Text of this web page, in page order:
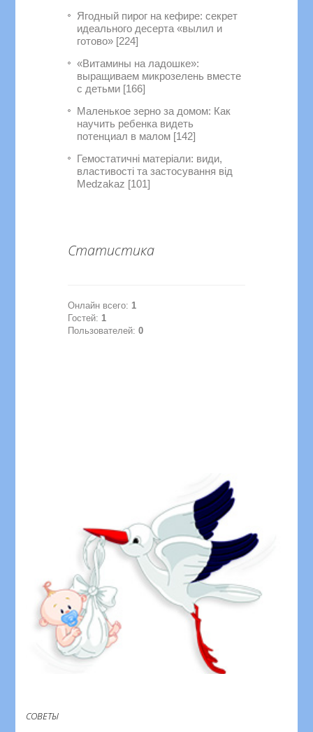
Ягодный пирог на кефире: секрет
идеального десерта «вылил и
готово» [224]
«Витамины на ладошке»:
выращиваем микрозелень вместе
с детьми [166]
Маленькое зерно за домом: Как
научить ребенка видеть
потенциал в малом [142]
Гемостатичні матеріали: види,
властивості та застосування від
Medzakaz [101]
Статистика
Онлайн всего:1
Гостей:1
Пользователей:0
СОВЕТЫ